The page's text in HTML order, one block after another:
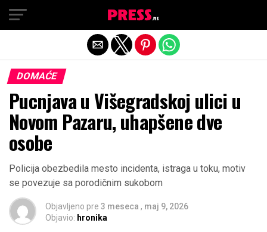
DOMAĆE
Pucnjava u Višegradskoj ulici u
Novom Pazaru, uhapšene dve
osobe
Policija obezbedila mesto incidenta, istraga u toku, motiv
se povezuje sa porodičnim sukobom
Objavljeno pre 3 meseca , maj 9, 2026
Objavio: hronika
Exit mobile version